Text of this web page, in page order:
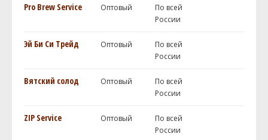
Pro Brew Service Оптовый
По всей
России
Эй Би Си Трейд Оптовый
По всей
России
Вятский солод Оптовый
По всей
России
ZIP Service Оптовый
По всей
России